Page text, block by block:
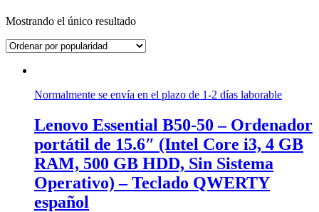
Mostrando el único resultado
Normalmente se envía en el plazo de 1-2 días laborable
Lenovo Essential B50-50 – Ordenador
portátil de 15.6″ (Intel Core i3, 4 GB
RAM, 500 GB HDD, Sin Sistema
Operativo) – Teclado QWERTY
español